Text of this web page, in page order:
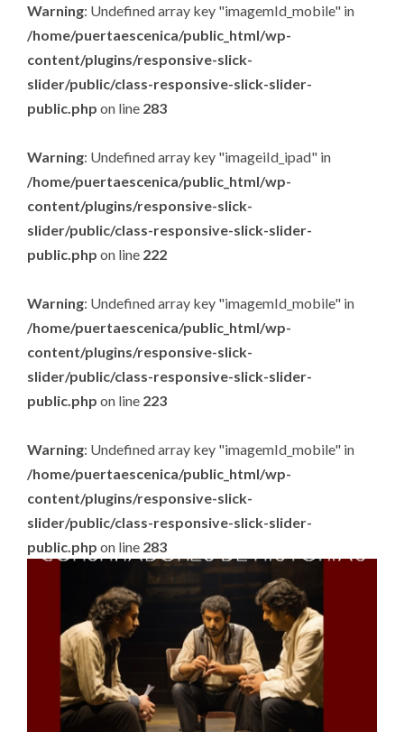
Warning: Undefined array key "imagemId_mobile" in
/home/puertaescenica/public_html/wp-
content/plugins/responsive-slick-
slider/public/class-responsive-slick-slider-
public.php on line 283
Warning: Undefined array key "imageiId_ipad" in
/home/puertaescenica/public_html/wp-
content/plugins/responsive-slick-
slider/public/class-responsive-slick-slider-
public.php on line 222
Warning: Undefined array key "imagemId_mobile" in
/home/puertaescenica/public_html/wp-
content/plugins/responsive-slick-
slider/public/class-responsive-slick-slider-
public.php on line 223
Warning: Undefined array key "imagemId_mobile" in
/home/puertaescenica/public_html/wp-
content/plugins/responsive-slick-
slider/public/class-responsive-slick-slider-
public.php on line 283